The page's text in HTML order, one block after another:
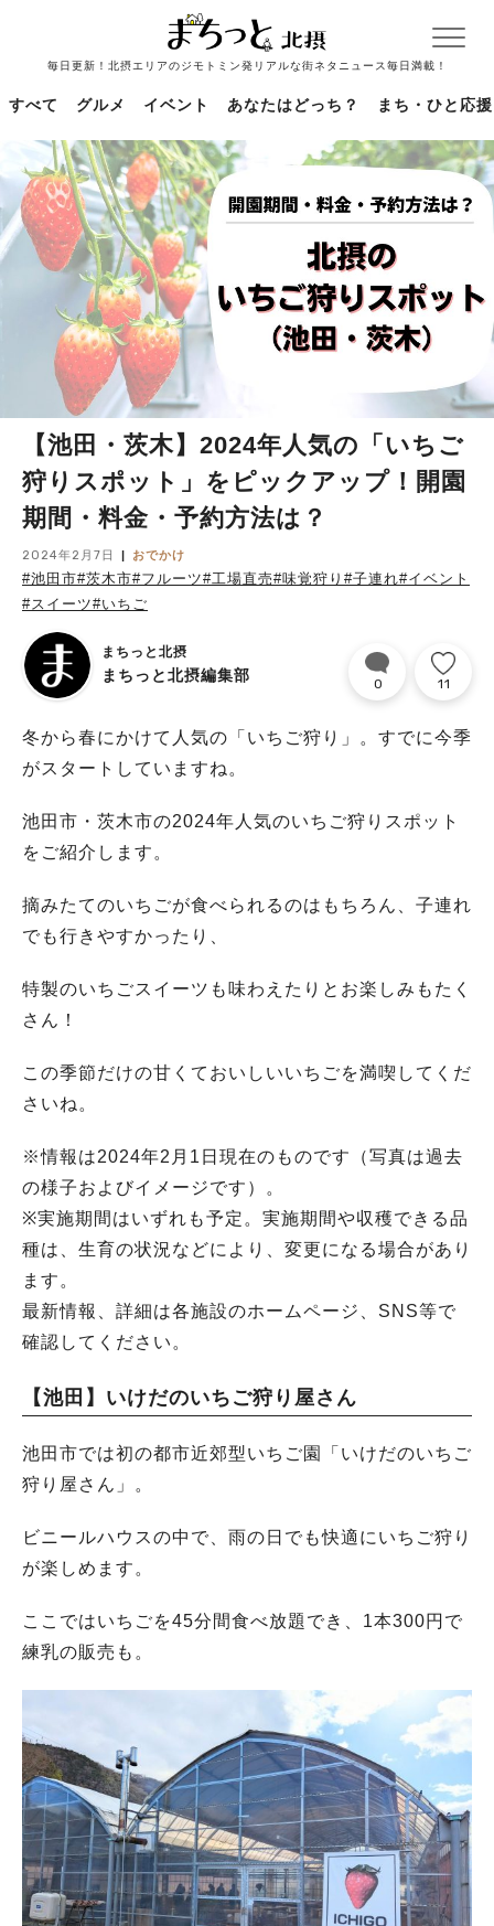
毎日更新！北摂エリアのジモトミン発リアルな街ネタニュース毎日満載！
すべて グルメ イベント あなたはどっち？ まち・ひと応援
【池田・茨木】2024年人気の「いちご
狩りスポット」をピックアップ！開園
期間・料金・予約方法は？
2024年2月7日 おでかけ
#池田市#茨木市#フルーツ#工場直売#味覚狩り #子連れ#イベント
#スイーツ#いちご
まちっと北摂
まちっと北摂編集部 0 11
冬から春にかけて人気の「いちご狩り」。すでに今季
がスタートしていますね。
池田市・茨木市の2024年人気のいちご狩りスポット
をご紹介します。
摘みたてのいちごが食べられるのはもちろん、子連れ
でも行きやすかったり、
特製のいちごスイーツも味わえたりとお楽しみもたく
さん！
この季節だけの甘くておいしいいちごを満喫してくだ
さいね。
※情報は2024年2月1日現在のものです（写真は過去
の様子およびイメージです）。
※実施期間はいずれも予定。実施期間や収穫できる品
種は、生育の状況などにより、変更になる場合があり
ます。
最新情報、詳細は各施設のホームページ、SNS等で
確認してください。
【池田】いけだのいちご狩り屋さん
池田市では初の都市近郊型いちご園「いけだのいちご
狩り屋さん」。
ビニールハウスの中で、雨の日でも快適にいちご狩り
が楽しめます。
ここではいちごを45分間食べ放題でき、1本300円で
練乳の販売も。